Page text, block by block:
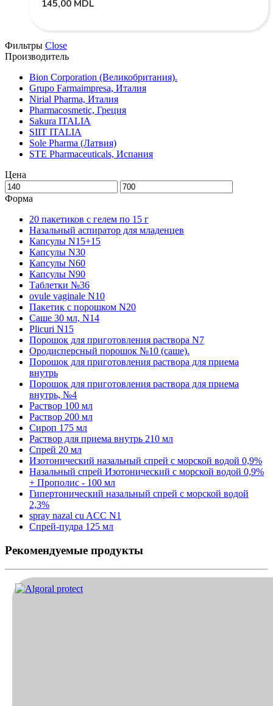
145,00 MDL
Фильтры Close
Производитель
Bion Corporation (Великобритания).
Grupo Farmaimpresa, Италия
Nirial Pharma, Италия
Pharmacosmetic, Греция
Sakura ITALIA
SIIT ITALIA
Sole Pharma (Латвия)
STE Pharmaceuticals, Испания
Цена
Форма
20 пакетиков с гелем по 15 г
Назальный аспиратор для младенцев
Капсулы N15+15
Капсулы N30
Капсулы N60
Капсулы N90
Таблетки №36
ovule vaginale N10
Пакетик с порошком N20
Саше 30 мл, N14
Plicuri N15
Порошок для приготовления раствора N7
Ородисперсный порошок №10 (саше).
Порошок для приготовления раствора для приема
внутрь
Порошок для приготовления раствора для приема
внутрь, №4
Раствор 100 мл
Раствор 200 мл
Сироп 175 мл
Раствор для приема внутрь 210 мл
Спрей 20 мл
Изотонический назальный спрей с морской водой 0,9%
Назальный спрей Изотонический с морской водой 0,9%
+ Прополис - 100 мл
Гипертонический назальный спрей с морской водой
2,3%
spray nazal cu ACC N1
Спрей-пудра 125 мл
Рекомендуемые продукты